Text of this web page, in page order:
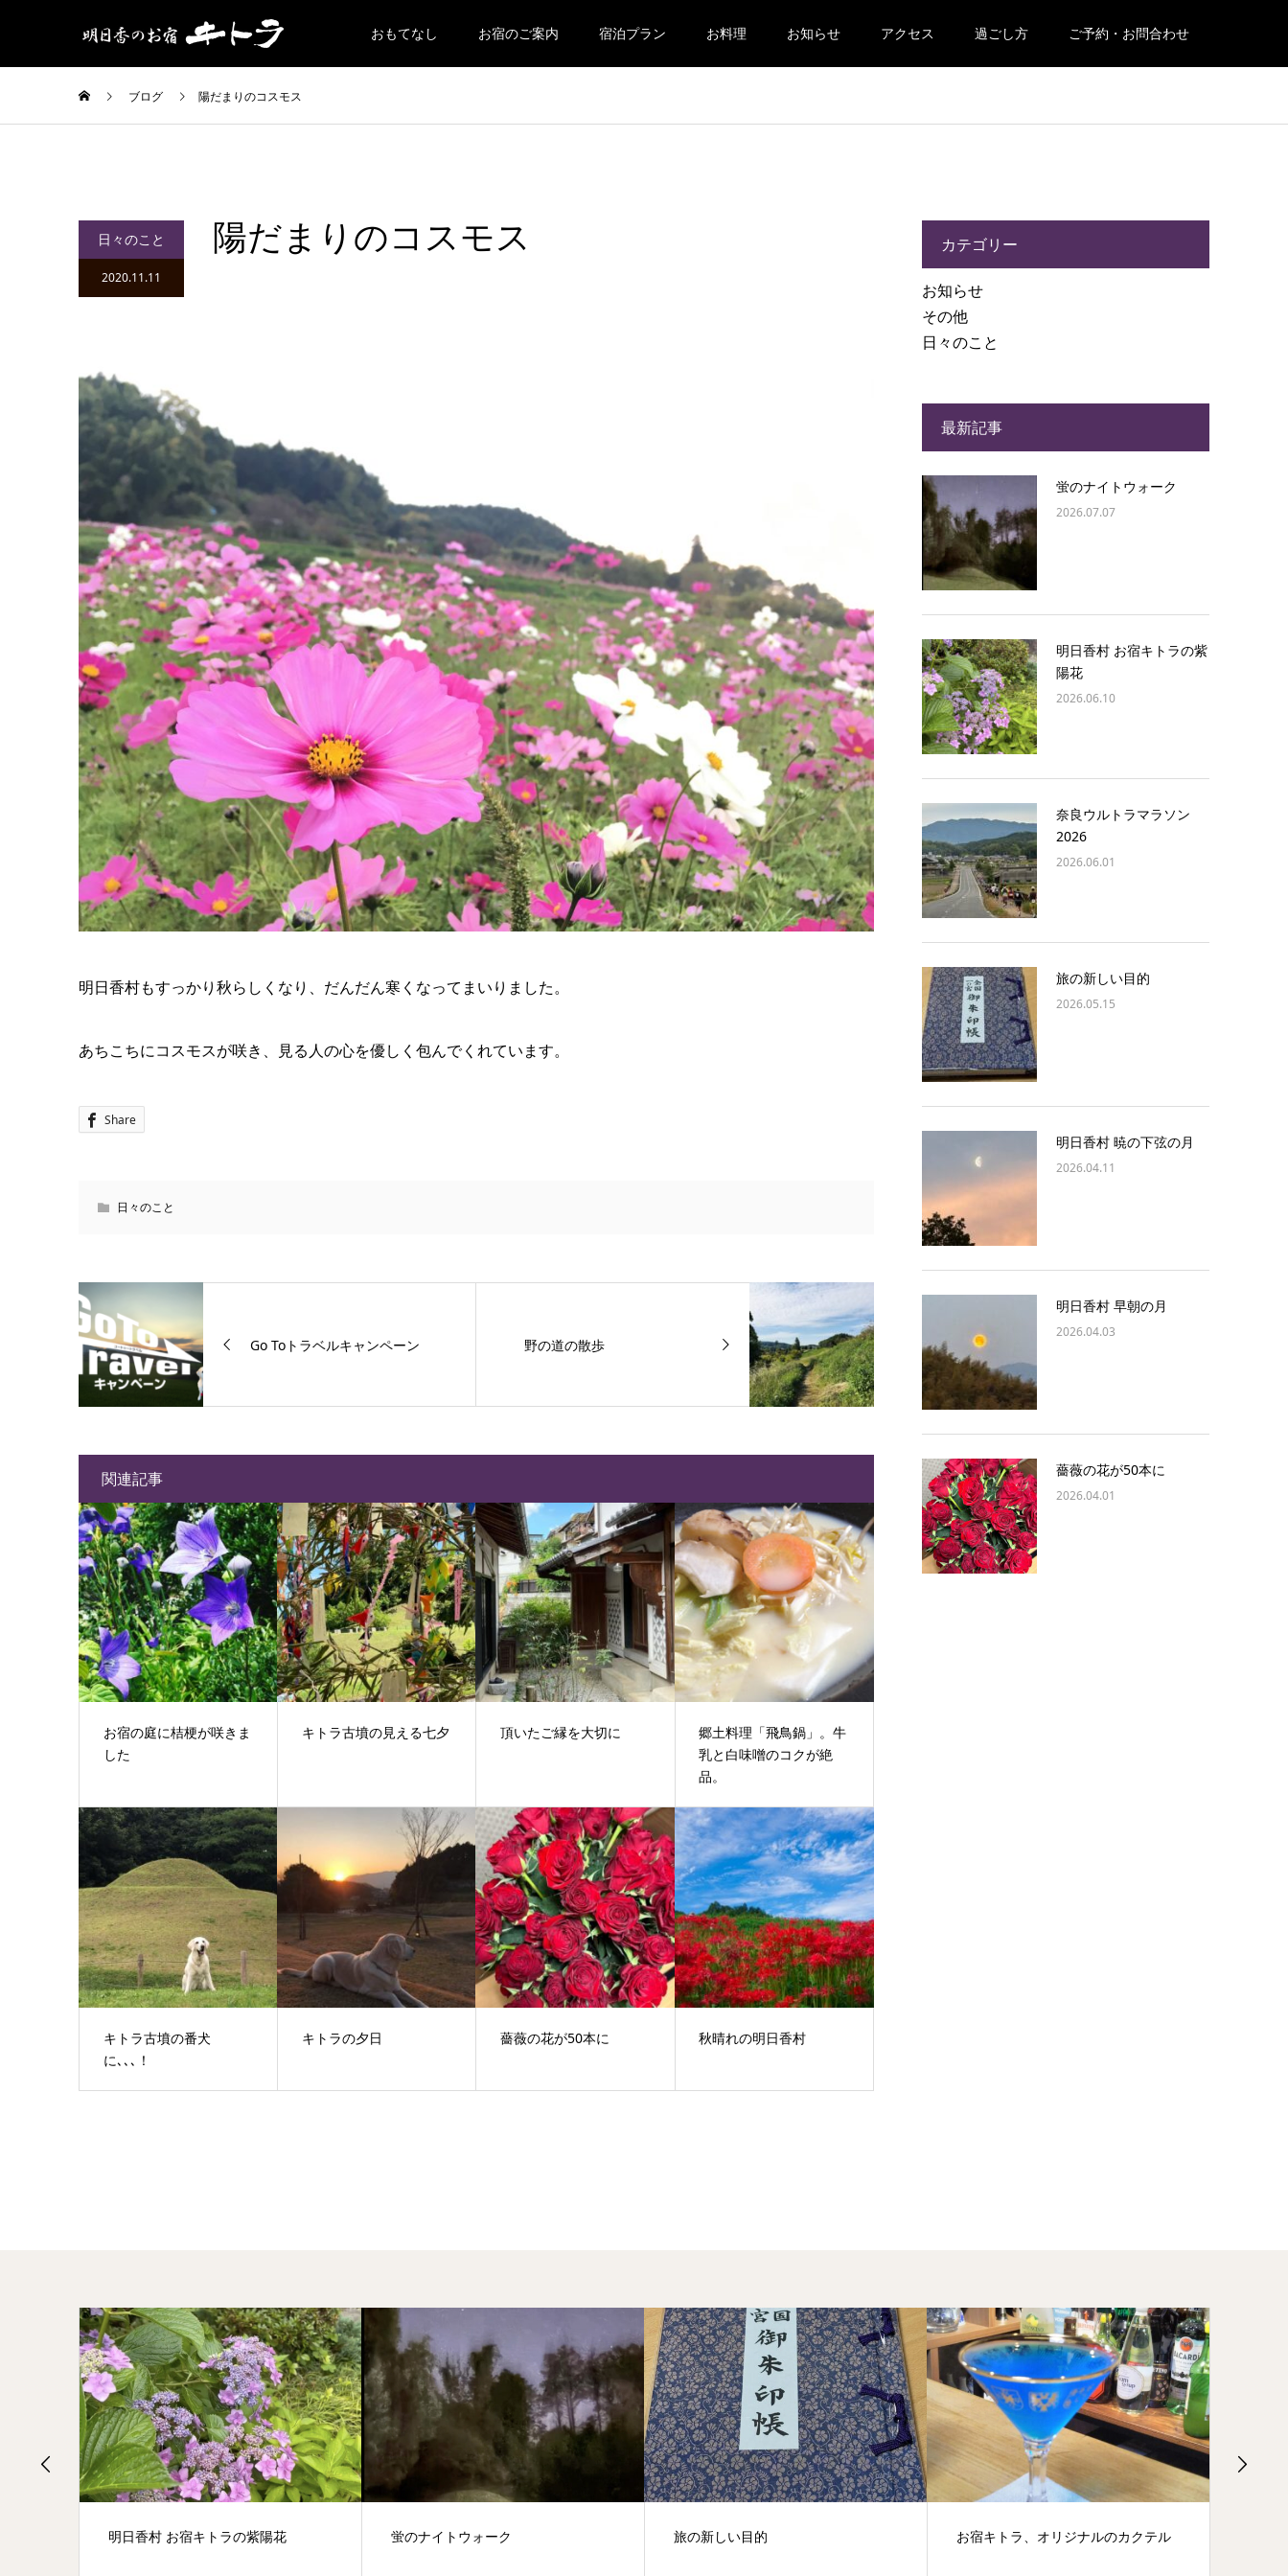
おもてなし お宿のご案内 宿泊プラン お料理 お知らせ アクセス 過ごし方 ご予約・お問合わせ
ブログ 陽だまりのコスモス
日々のこと
2020.11.11
陽だまりのコスモス
明日香村もすっかり秋らしくなり、だんだん寒くなってまいりました。
あちこちにコスモスが咲き、見る人の心を優しく包んでくれています。
Share
日々のこと
Go Toトラベルキャンペーン 野の道の散歩
関連記事
お宿の庭に桔梗が咲きま
した
キトラ古墳の見える七夕 頂いたご縁を大切に
郷土料理「飛鳥鍋」。牛
乳と白味噌のコクが絶
品。
キトラ古墳の番犬
に､､､！
キトラの夕日 薔薇の花が50本に 秋晴れの明日香村
カテゴリー
お知らせ
その他
日々のこと
最新記事
蛍のナイトウォーク
2026.07.07
明日香村 お宿キトラの紫
陽花
2026.06.10
奈良ウルトラマラソン
2026
2026.06.01
旅の新しい目的
2026.05.15
明日香村 暁の下弦の月
2026.04.11
明日香村 早朝の月
2026.04.03
薔薇の花が50本に
2026.04.01
蛍のナイトウォーク 旅の新しい目的 お宿キトラ、オリジナルのカクテル 奈良ウルトラマラソン2026